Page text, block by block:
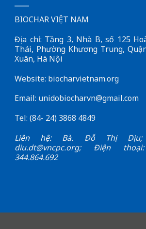
BIOCHAR VIỆT NAM
Địa chỉ: Tầng 3, Nhà B, số 125
Thái, Phường Khương Trung,
Xuân, Hà Nội
Website: biocharvietnam.org
Email: unidobiocharvn@gmail.com
Tel: (84- 24) 3868 4849
Liên hệ: Bà. Đỗ Thị Dịu;
diu.dt@vncpc.org; Điện thoại:
344.864.692